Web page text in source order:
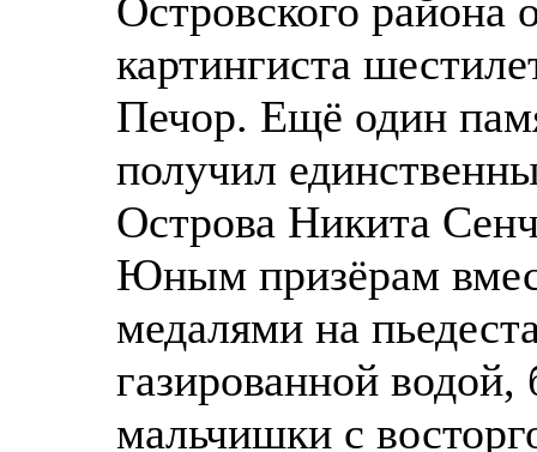
Островского района
картингиста
Печор. Ещё один
получил
Острова Никита
Юным призёрам
медалями на
газированной
мальчишки с